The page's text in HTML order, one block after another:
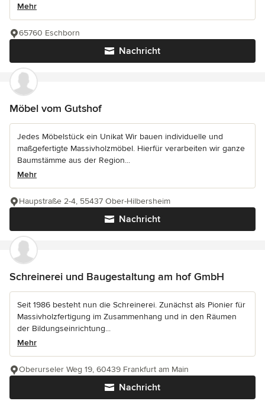
Mehr
Nachricht
65760 Eschborn
Möbel vom Gutshof
Jedes Möbelstück ein Unikat Wir bauen individuelle und
maßgefertigte Massivholzmöbel. Hierfür verarbeiten wir ganze
Baumstämme aus der Region...
Mehr
Nachricht
Haupstraße 2-4, 55437 Ober-Hilbersheim
Schreinerei und Baugestaltung am hof GmbH
Seit 1986 besteht nun die Schreinerei. Zunächst als Pionier für
Massivholzfertigung im Zusammenhang und in den Räumen
der Bildungseinrichtung...
Mehr
Nachricht
Oberurseler Weg 19, 60439 Frankfurt am Main